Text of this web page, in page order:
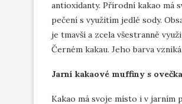
antioxidanty. Přírodní kakao má
pečení s využitím jedlé sody.
je tmavší a zcela všestranně
Černém kakau. Jeho barva
Jarní kakaové muffiny s
Kakao má svoje místo i v jarním